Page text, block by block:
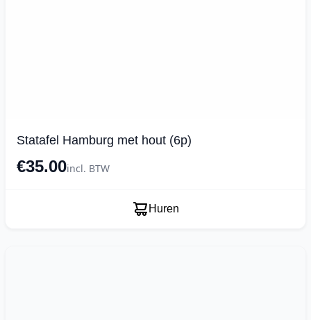
Statafel Hamburg met hout (6p)
€35.00incl. BTW
Huren